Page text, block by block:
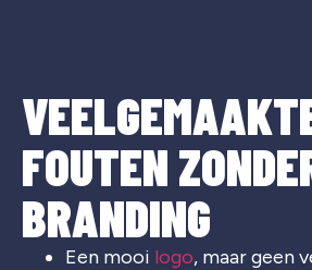
FOUTEN
BRANDING
Een mooi logo, maar geen